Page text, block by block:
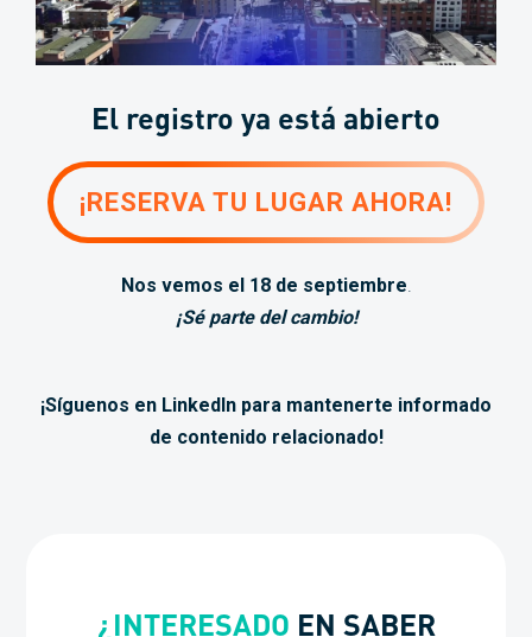
El registro ya está abierto
¡RESERVA TU LUGAR AHORA!
Nos vemos el 18 de septiembre
¡Sé parte del cambio!
¡Síguenos en LinkedIn para mantenerte informado
de contenido relacionado!
¿INTERESADO EN SABER